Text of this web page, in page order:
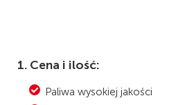
1. Cena i ilość:
Paliwa wysokiej jakości